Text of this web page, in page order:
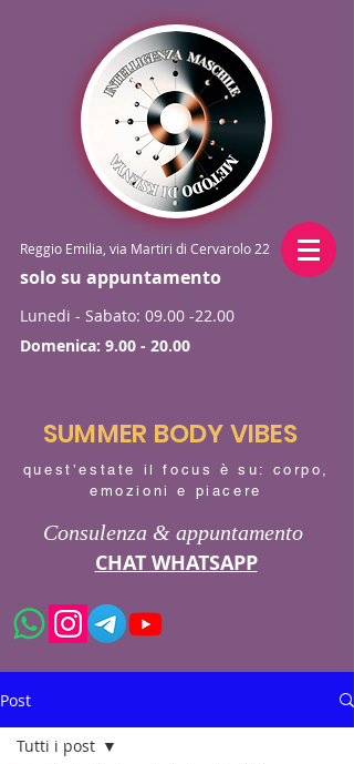
Lunedi - Sabato: 09.00 -22.00
Domenica: 9.00 - 20.00
Reggio Emilia, via Martiri di Cervarolo 22
solo su appuntamento
SUMMER BODY VIBES
quest’estate il focus è su: corpo,
emozioni e piacere
Consulenza & appuntamento
CHAT WHATSAPP
Post
Tutti i post